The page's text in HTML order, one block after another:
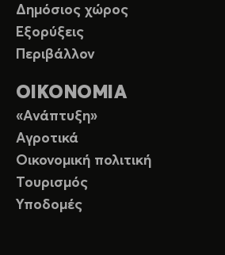
Δημόσιος χώρος
Εξορύξεις
Περιβάλλον
ΟΙΚΟΝΟΜΙΑ
«Ανάπτυξη»
Αγροτικά
Οικονομική πολιτική
Τουρισμός
Υποδομές